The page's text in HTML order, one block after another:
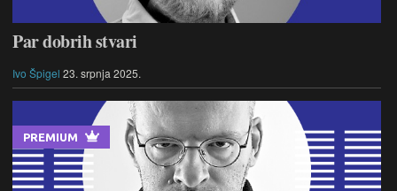
Par dobrih stvari
Ivo Špigel 23. srpnja 2025.
PREMIUM